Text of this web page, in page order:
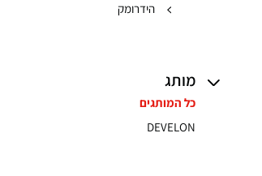
הידרומק
מותג
כל המותגים
DEVELON